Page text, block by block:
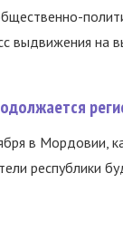
выдвижения на
в Мордовии,
республики